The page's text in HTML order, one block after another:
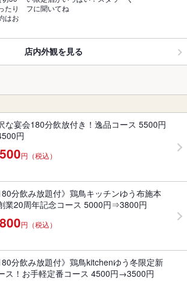
たり
はお
フに聞いてね
店内外観を見る
な宴会180分飲放付き！逸品コース 5500円
円
円（税込）
分飲み放題付》鶏鳥キッチンゆう布施本
業20周年記念コース 5000円⇒3800円
円（税込）
分飲み放題付》鶏鳥kitchenゆう冬限定新
ス！お手軽定番コース 4500円→3500円